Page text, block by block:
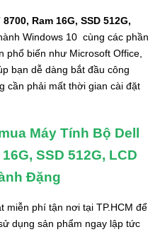
Ram 16G, SSD 512G,
Windows 10 cùng các phần
phổ biến như Microsoft Office,
bạn dễ dàng bắt đầu công
cần phải mất thời gian cài đặt
Máy Tính Bộ Dell
SSD 512G, LCD
Đặng
miễn phí tận nơi tại TP.HCM để
dụng sản phẩm ngay lập tức